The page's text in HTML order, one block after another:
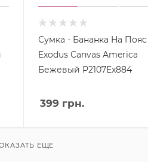
Сумка - Бананка На Пояс
Exodus Canvas America
Бежевый P2107Ex884
399 грн.
ЕЩЕ